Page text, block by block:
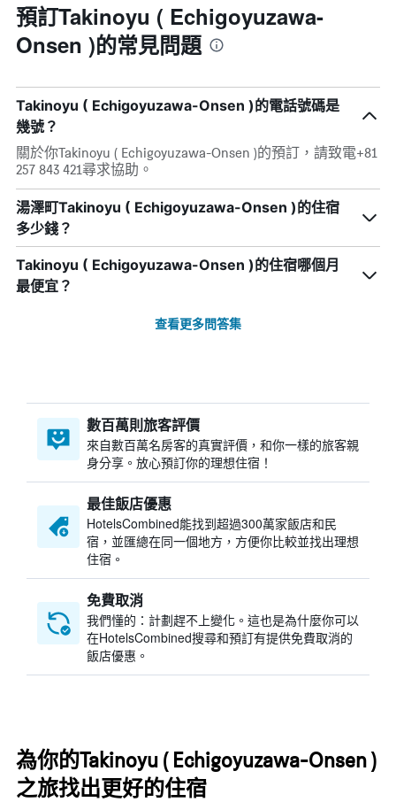
預訂Takinoyu ( Echigoyuzawa-
Onsen )的常見問題
Takinoyu ( Echigoyuzawa-Onsen )的電話號碼是
幾號？
關於你Takinoyu ( Echigoyuzawa-Onsen )的預訂，請致電+81
257 843 421尋求協助。
湯澤町Takinoyu ( Echigoyuzawa-Onsen )的住宿
多少錢？
Takinoyu ( Echigoyuzawa-Onsen )​的住宿哪個月
最便宜？
查看更多問答集
數百萬則旅客評價
來自數百萬名房客的真實評價，和你一樣的旅客親
身分享。放心預訂你的理想住宿！
最佳飯店優惠
HotelsCombined​能找到超過300萬家飯店和民
宿，並匯總在同一個地方，方便你比較並找出理想
住宿。
免費取消
我們懂的：計劃趕不上變化。這也是為什麼你可以
在HotelsCombined搜尋和預訂有提供免費取消的
飯店優惠。
為你的Takinoyu ( Echigoyuzawa-Onsen )
之旅找出更好的住宿